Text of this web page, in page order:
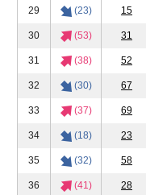
29 (23) 15
30 (53) 31
31 (38) 52
32 (30) 67
33 (37) 69
34 (18) 23
35 (32) 58
36 (41) 28